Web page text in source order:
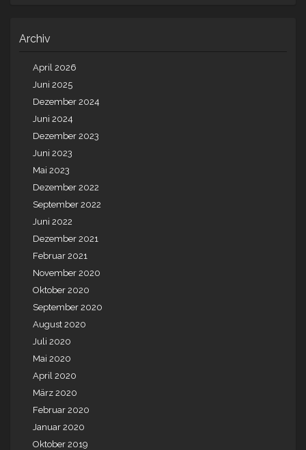
Archiv
April 2026
Juni 2025
Dezember 2024
Juni 2024
Dezember 2023
Juni 2023
Mai 2023
Dezember 2022
September 2022
Juni 2022
Dezember 2021
Februar 2021
November 2020
Oktober 2020
September 2020
August 2020
Juli 2020
Mai 2020
April 2020
März 2020
Februar 2020
Januar 2020
Oktober 2019